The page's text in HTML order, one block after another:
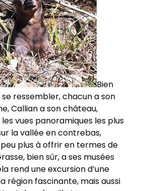
Bien
se ressembler, chacun a son
Callian a son château,
vues panoramiques les plus
la vallée en contrebas,
plus à offrir en termes de
bien sûr, a ses musées
rend une excursion d’une
région fascinante, mais aussi